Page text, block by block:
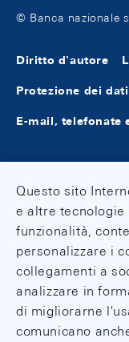
© Banca nazionale
Diritto d'autore
Protezione dei dati
E-mail, telefonate
Questo sito
e altre tecnologie
funzionalità,
personalizzare i
collegamenti a
analizzare in
di migliorarne
comunicano